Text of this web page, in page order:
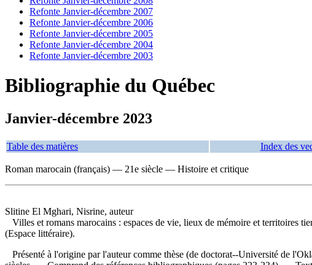
Refonte Janvier-décembre 2007
Refonte Janvier-décembre 2006
Refonte Janvier-décembre 2005
Refonte Janvier-décembre 2004
Refonte Janvier-décembre 2003
Bibliographie du Québec
Janvier-décembre 2023
Table des matières Index des
Roman marocain (français) — 21e siècle — Histoire et critique
Slitine El Mghari, Nisrine, auteur
Villes et romans marocains : espaces de vie, lieux de mémoire et territoires
(Espace littéraire).
Présenté à l'origine par l'auteur comme thèse (de doctorat--Université de